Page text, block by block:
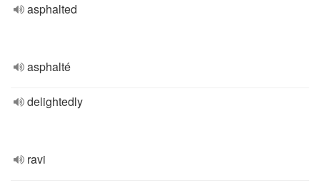
asphalted
asphalté
delightedly
ravi